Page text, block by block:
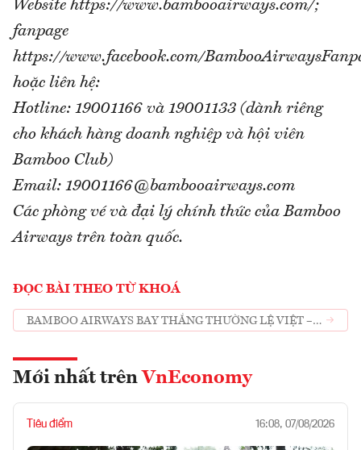
Website https://www.bambooairways.com/;
fanpage
https://www.facebook.com/
hoặc liên hệ:
Hotline: 19001166 và 19001133 (dành riêng
cho khách hàng doanh nghiệp và hội viên
Bamboo Club)
Email: 19001166@bambooairways.com
Các phòng vé và đại lý chính thức của Bamboo
Airways trên toàn quốc.
ĐỌC BÀI THEO TỪ KHOÁ
BAMBOO AIRWAYS BAY THẲNG THƯỜNG LỆ VIỆT –
Mới nhất trên VnEconomy
Tiêu điểm 16:08, 07/08/2026